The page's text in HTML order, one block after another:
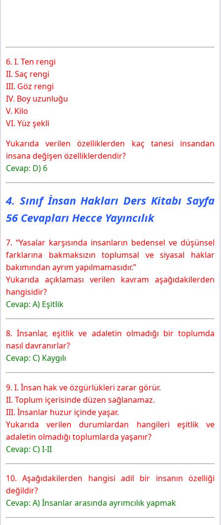
6. I. Ten rengi
II. Saç rengi
III. Göz rengi
IV. Boy uzunluğu
V. Kilo
VI. Yüz şekli
Yukarıda verilen özelliklerden kaç tanesi insandan
insana değişen özelliklerdendir?
Cevap: D) 6
4. Sınıf İnsan Hakları Ders Kitabı Sayfa
56 Cevapları Hecce Yayıncılık
7. “Yasalar karşısında insanların bedensel ve düşünsel
farklarına bakmaksızın toplumsal ve siyasal haklar
bakımından ayrım yapılmamasıdır.”
Yukarıda açıklaması verilen kavram aşağıdakilerden
hangisidir?
Cevap: A) Eşitlik
8. İnsanlar, eşitlik ve adaletin olmadığı bir toplumda
nasıl davranırlar?
Cevap: C) Kaygılı
9. I. İnsan hak ve özgürlükleri zarar görür.
II. Toplum içerisinde düzen sağlanamaz.
III. İnsanlar huzur içinde yaşar.
Yukarıda verilen durumlardan hangileri eşitlik ve
adaletin olmadığı toplumlarda yaşanır?
Cevap: C) I-II
10. Aşağıdakilerden hangisi adil bir insanın özelliği
değildir?
Cevap: A) İnsanlar arasında ayrımcılık yapmak